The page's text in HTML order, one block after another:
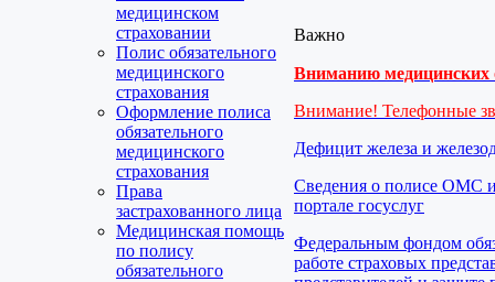
медицинском
страховании
Полис обязательного
медицинского
страхования
Оформление полиса
обязательного
медицинского
страхования
Права
застрахованного лица
Медицинская помощь
по полису
обязательного
Важно
Вниманию медицинских
Внимание! Телефонные
Дефицит железа и
Сведения о полисе ОМС
портале госуслуг
Федеральным фондом
работе страховых